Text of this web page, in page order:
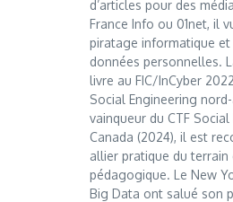
d’articles pour des
France Info ou 01net, il
piratage informatique
données personnelles.
livre au FIC/InCyber
Social Engineering
vainqueur du CTF
Canada (2024), il est
allier pratique du terrain
pédagogique. Le New
Big Data ont salué son